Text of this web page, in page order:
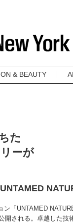
& BEAUTY
た
ーが
「UNTAMED
開される。卓越した技